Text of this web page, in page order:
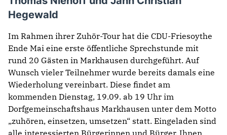
Hegewald
Im Rahmen ihrer Zuhör-Tour hat die CDU-Friesoythe
Ende Mai eine erste öffentliche Sprechstunde mit
rund 20 Gästen in Markhausen durchgeführt. Auf
Wunsch vieler Teilnehmer wurde bereits damals eine
Wiederholung vereinbart. Diese findet am
kommenden Dienstag, 19.09. ab 19 Uhr im
Dorfgemeinschaftshaus Markhausen unter dem Motto
„zuhören, einsetzen, umsetzen“ statt. Eingeladen sind
alle interessierten Bürgerinnen und Bürger. Ihnen